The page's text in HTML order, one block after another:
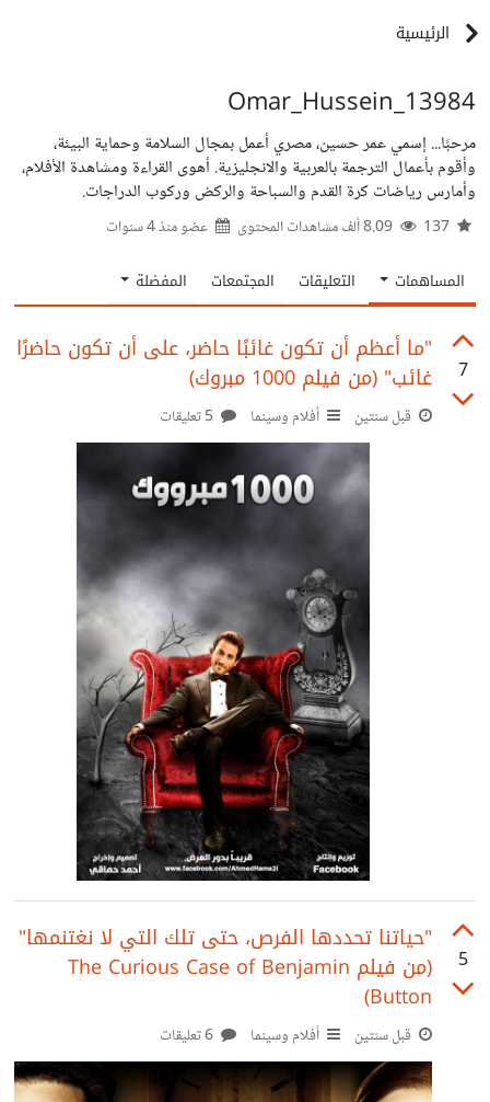
الرئيسية
Omar_Hussein_13984
مرحبًا... إسمي عمر حسين، مصري أعمل بمجال السلامة وحماية البيئة،
وأقوم بأعمال الترجمة بالعربية والانجليزية. أهوى القراءة ومشاهدة الأفلام،
وأمارس رياضات كرة القدم والسباحة والركض وركوب الدراجات.
عضو منذ4 سنوات
المساهمات التعليقات المجتمعات المفضلة
7
"ما أعظم أن تكون غائبًا حاضر، على أن تكون حاضرًا
غائب" (من فيلم 1000 مبروك)
قبل سنتين أفلام وسينما
5
"حياتنا تحددها الفرص، حتى تلك التي لا نغتنمها"
(من فيلم The Curious Case of Benjamin
Button)
قبل سنتين أفلام وسينما